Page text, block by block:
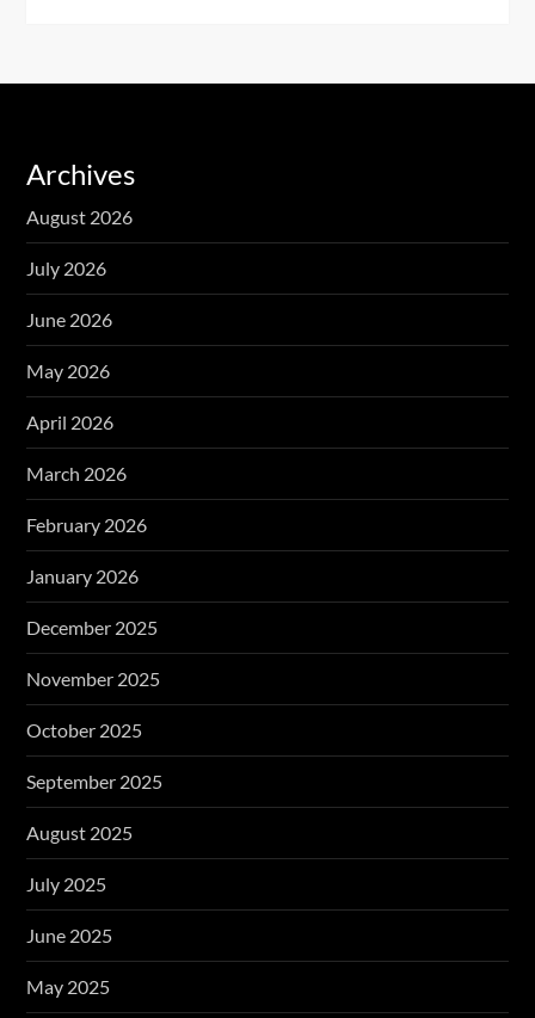
Archives
August 2026
July 2026
June 2026
May 2026
April 2026
March 2026
February 2026
January 2026
December 2025
November 2025
October 2025
September 2025
August 2025
July 2025
June 2025
May 2025